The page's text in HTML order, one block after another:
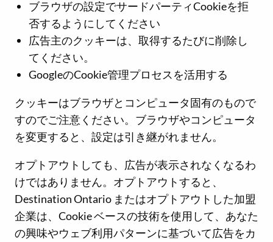
ブラウザの設定でサードパーティCookieを拒
否するようにしてください
広告主のクッキーは、取得するたびに削除し
てください。
GoogleのCookie管理プロセスを活用する
クッキーはブラウザとコンピュータ固有のもので
すのでご注意ください。ブラウザやコンピュータ
を変更すると、設定は引き継がれません。
オプトアウトしても、広告が表示されなくなるわ
けではありません。オプトアウトすると、
Destination Ontario またはオプトアウトした加盟
企業は、Cookie ベースの技術を使用して、あなた
の興味やウェブ利用パターンに基づいて広告をカ